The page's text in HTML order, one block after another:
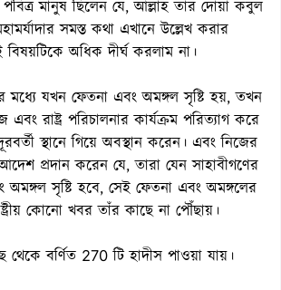
মানুষ ছিলেন যে, আল্লাহ তাঁর দোয়া কবুল
সমস্ত কথা এখানে উল্লেখ করার
অধিক দীর্ঘ করলাম না।
মধ্যে যখন ফেতনা এবং অমঙ্গল সৃষ্টি হয়, তখন
রাষ্ট্র পরিচালনার কার্যক্রম পরিত্যাগ করে
স্থানে গিয়ে অবস্থান করেন। এবং নিজের
আদেশ প্রদান করেন যে, তারা যেন সাহাবীগণের
অমঙ্গল সৃষ্টি হবে, সেই ফেতনা এবং অমঙ্গলের
কোনো খবর তাঁর কাছে না পৌঁছায়।
থেকে বর্ণিত 270 টি হাদীস পাওয়া যায়।